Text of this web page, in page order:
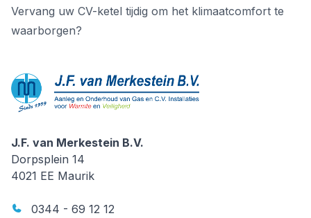
Vervang uw CV-ketel tijdig om het klimaatcomfort te
waarborgen?
J.F. van Merkestein B.V.
J.F. van Merkestein B.V.
Dorpsplein 14
4021 EE Maurik
0344 - 69 12 12